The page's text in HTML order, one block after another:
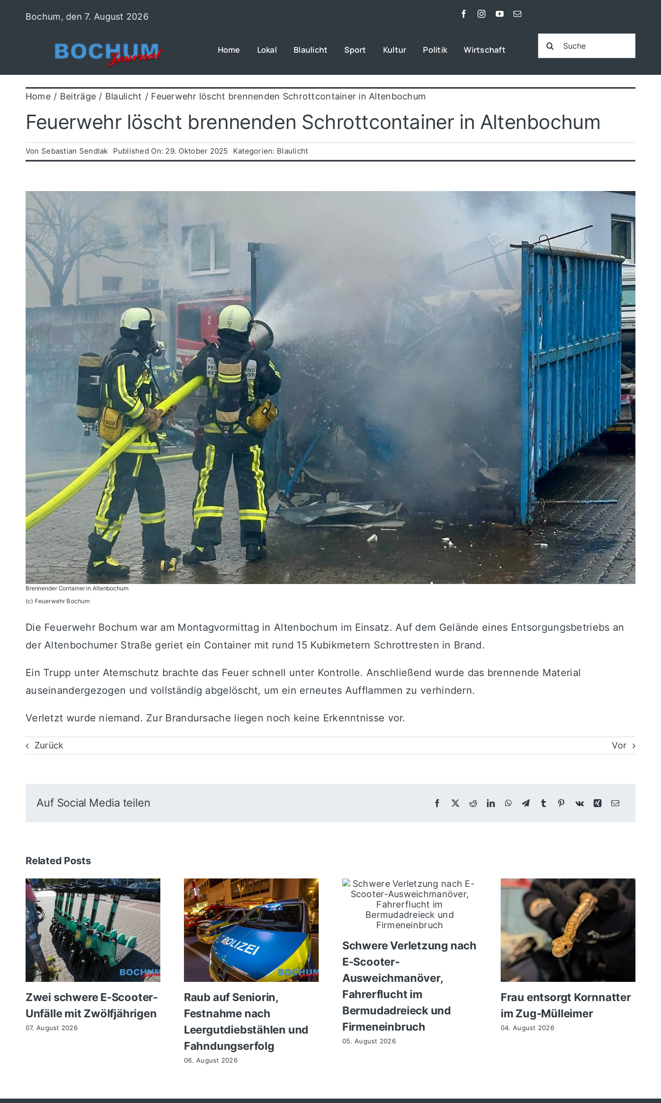
Bochum, den 7. August 2026
Home Lokal Blaulicht Sport Kultur Politik Wirtschaft
Suche
nach:
Home Beiträge Blaulicht Feuerwehr löscht brennenden Schrottcontainer in Altenbochum
Feuerwehr löscht brennenden Schrottcontainer in Altenbochum
Von Sebastian Sendlak Published On: 29. Oktober 2025 Kategorien: Blaulicht
Brennender Container in Altenbochum
(c) Feuerwehr Bochum
Die Feuerwehr Bochum war am Montagvormittag in Altenbochum im Einsatz. Auf dem Gelände eines Entsorgungsbetriebs an
der Altenbochumer Straße geriet ein Container mit rund 15 Kubikmetern Schrottresten in Brand.
Ein Trupp unter Atemschutz brachte das Feuer schnell unter Kontrolle. Anschließend wurde das brennende Material
auseinandergezogen und vollständig abgelöscht, um ein erneutes Aufflammen zu verhindern.
Verletzt wurde niemand. Zur Brandursache liegen noch keine Erkenntnisse vor.
Zurück Vor
Auf Social Media teilen
Related Posts
Zwei schwere E-Scooter-
Unfälle mit Zwölfjährigen
07. August 2026
Raub auf Seniorin,
Festnahme nach
Leergutdiebstählen und
Fahndungserfolg
06. August 2026
Schwere Verletzung nach
E-Scooter-
Ausweichmanöver,
Fahrerflucht im
Bermudadreieck und
Firmeneinbruch
05. August 2026
Frau entsorgt Kornnatter
im Zug-Mülleimer
04. August 2026